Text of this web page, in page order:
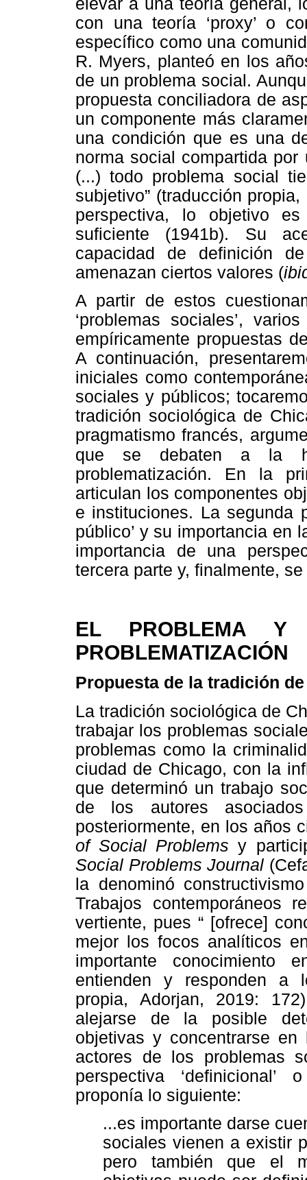
con una teoría ‘proxy’ o
específico como una
R. Myers, planteó en los
de un problema social.
propuesta conciliadora de
un componente más
una condición que es una
norma social compartida
(...) todo problema social
subjetivo” (traducción
perspectiva, lo objetivo
suficiente (1941b). Su
capacidad de definición
amenazan ciertos valores (
A partir de estos
‘problemas sociales’,
empíricamente propuestas
A continuación,
iniciales como
sociales y públicos;
tradición sociológica de
pragmatismo francés,
que se
debaten a la
problematización. En la
articulan los componentes
e instituciones. La segunda
público’ y su importancia en
importancia de una
tercera parte y, finalmente,
EL PROBLEMA
PROBLEMATIZACIÓN
Propuesta de la tradición
La tradición sociológica de
trabajar los problemas
problemas como la
ciudad de Chicago, con la
que determinó un trabajo
de los autores
posteriormente, en los años
of Social Problemsy
Social Problems Journal
la denominó
Trabajos contemporáneos
vertiente, pues “ [ofrece]
mejor los focos analíticos
importante conocimiento
entienden y responden a
propia, Adorjan, 2019:
alejarse de la posible
objetivas y concentrarse
actores de los problemas
perspectiva
proponía lo siguiente:
...es importante darse
sociales vienen a existir
pero también que el